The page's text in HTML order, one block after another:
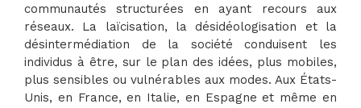
communautés structurées en ayant recours aux
réseaux. La laïcisation, la désidéologisation et la
désintermédiation de la société conduisent les
individus à être, sur le plan des idées, plus mobiles,
plus sensibles ou vulnérables aux modes. Aux États-
Unis, en France, en Italie, en Espagne et même en